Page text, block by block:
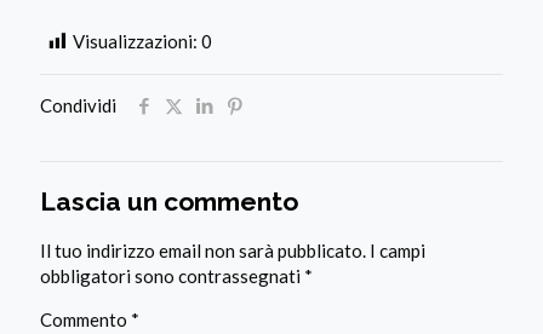
Visualizzazioni: 0
Condividi
Lascia un commento
Il tuo indirizzo email non sarà pubblicato. I campi
obbligatori sono contrassegnati *
Commento *